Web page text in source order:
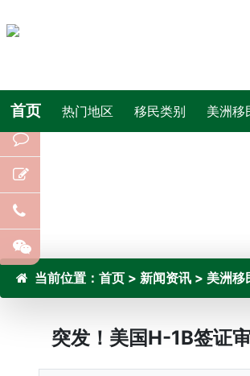
首页 热门地区 移民类别 美洲移
当前位置： 首页 > 新闻资讯 > 美洲移
突发！美国H-1B签证